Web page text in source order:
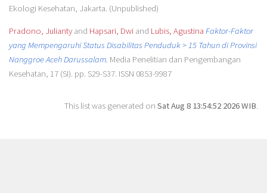
Ekologi Kesehatan, Jakarta. (Unpublished)
Pradono, Juliantyand Hapsari, Dwiand Lubis, Agustina Faktor-Faktor
yang Mempengaruhi Status Disabilitas Penduduk > 15 Tahun di Provinsi
Nanggroe Aceh Darussalam. Media Penelitian dan Pengembangan
Kesehatan, 17 (SI). pp. S29-S37. ISSN 0853-9987
This list was generated onSat Aug 8 13:54:52 2026 WIB.